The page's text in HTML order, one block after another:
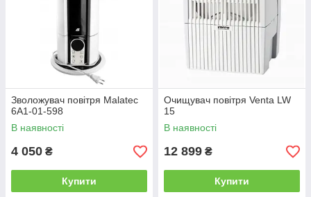
Зволожувач повітря Malatec
6A1-01-598
В наявності
4 050 ₴
Купити
Очищувач повітря Venta LW
15
В наявності
12 899 ₴
Купити